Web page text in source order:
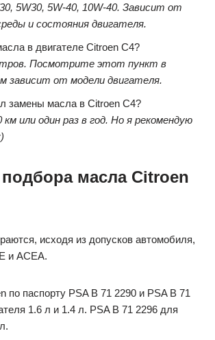
5W30, 5W-40, 10W-40. Зависит от
и состояния двигателя.
в двигателе Citroen C4?
Посмотрите этот пункт в
зависит от модели двигателя.
замены масла в Citroen C4?
или один раз в год. Но я рекомендую
масла Citroen
исходя из допусков автомобиля,
и ACEA.
по паспорту PSA B 71 2290 и PSA B 71
1.6 л и 1.4 л. PSA B 71 2296 для